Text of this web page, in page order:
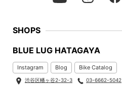
SHOPS
BLUE LUG HATAGAYA
Instagram Blog Bike Catalog
渋谷区幡ヶ谷2-32-3
03-6662-5042